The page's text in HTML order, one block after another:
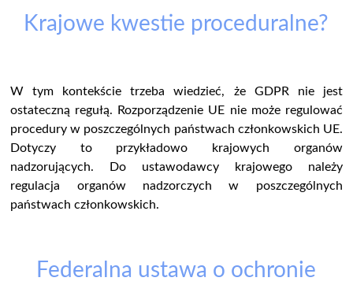
Krajowe kwestie proceduralne?
W tym kontekście trzeba wiedzieć, że GDPR nie jest
ostateczną regułą. Rozporządzenie UE nie może regulować
procedury w poszczególnych państwach członkowskich UE.
Dotyczy to przykładowo krajowych organów
nadzorujących. Do ustawodawcy krajowego należy
regulacja organów nadzorczych w poszczególnych
państwach członkowskich.
Federalna ustawa o ochronie